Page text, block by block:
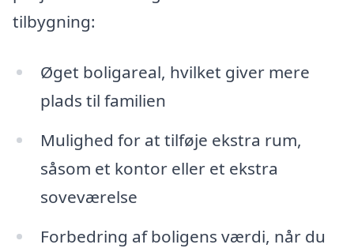
tilbygning:
Øget boligareal, hvilket giver mere
plads til familien
Mulighed for at tilføje ekstra rum,
såsom et kontor eller et ekstra
soveværelse
Forbedring af boligens værdi, når du